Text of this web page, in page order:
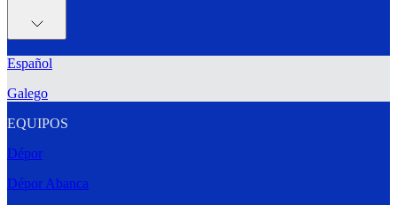
Español
Galego
EQUIPOS
Dépor
Dépor Abanca